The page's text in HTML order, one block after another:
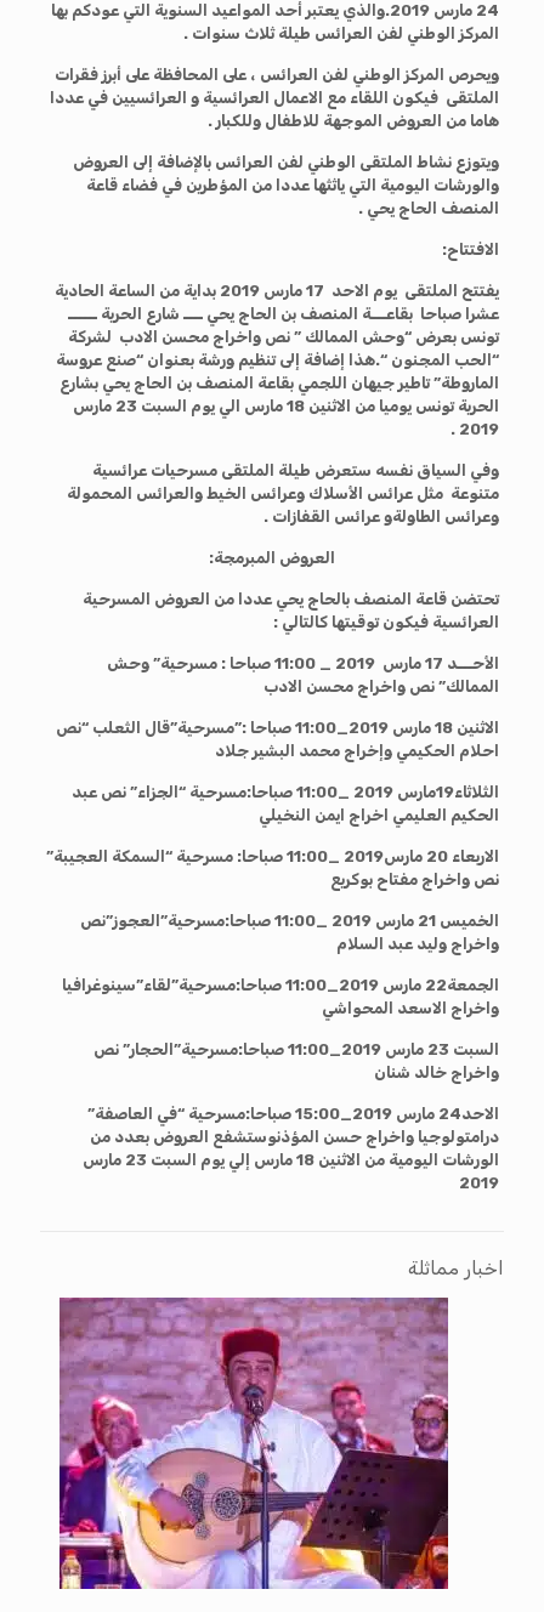
24 مارس 2019
.والذي يعتبر أحد المواعيد السنوية التي عودكم بها
المركز الوطني لفن العرائس طيلة ثلاث سنوات .
ويحرص المركز الوطني لفن العرائس ، على المحافظة على أبرز فقرات
الملتقى فيكون اللقاء مع الاعمال العرائسية و العرائسيين في عددا
هاما من العروض الموجهة للاطفال وللكبار .
ويتوزع نشاط الملتقى الوطني لفن العرائس بالإضافة إلى العروض
والورشات اليومية التي ياثثها عددا من المؤطرين في فضاء قاعة
المنصف الحاج يحي .
الافتتاح:
يفتتح الملتقى يوم الاحد 17 مارس 2019 بداية من الساعة الحادية
عشرا صباحا بقاعـــة المنصف بن الحاج يحي ــــ شارع الحرية ــــــ
تونس بعرض “وحش الممالك ” نص واخراج محسن الادب لشركة
“الحب المجنون “.هذا إضافة إلى تنظيم ورشة بعنوان “صنع عروسة
الماروطة” تاطير جيهان اللجمي بقاعة المنصف بن الحاج يحي بشارع
الحرية تونس يوميا من الاثنين 18 مارس الي يوم السبت 23 مارس
2019 .
وفي السياق نفسه ستعرض طيلة الملتقى مسرحيات عرائسية
متنوعة مثل عرائس الأسلاك وعرائس الخيط والعرائس المحمولة
وعرائس الطاولةو عرائس القفازات .
العروض المبرمجة:
تحتضن قاعة المنصف بالحاج يحي عددا من العروض المسرحية
العرائسية فيكون توقيتها كالتالي :
الأحـــد 17 مارس 2019 _ 11:00 صباحا : مسرحية” وحش
الممالك” نص واخراج محسن الادب
الاثنين 18 مارس 2019_11:00 صباحا :”مسرحية”قال الثعلب “نص
احلام الحكيمي وإخراج محمد البشير جلاد
الثلاثاء19مارس 2019 _11:00 صباحا:مسرحية “الجزاء” نص عبد
الحكيم العليمي اخراج ايمن النخيلي
الاربعاء 20 مارس2019 _11:00 صباحا: مسرحية “السمكة العجيبة”
نص واخراج مفتاح بوكريع
الخميس 21 مارس 2019 _11:00 صباحا:مسرحية”العجوز”نص
واخراج وليد عبد السلام
الجمعة22 مارس 2019_11:00 صباحا:مسرحية”لقاء”سينوغرافيا
واخراج الاسعد المحواشي
السبت 23 مارس 2019_11:00 صباحا:مسرحية”الحجار” نص
واخراج خالد شنان
الاحد24 مارس 2019_15:00 صباحا:مسرحية “في العاصفة”
درامتولوجيا واخراج حسن المؤذنوستشفع العروض بعدد من
الورشات اليومية من الاثنين 18 مارس إلي يوم السبت 23 مارس
2019
اخبار مماثلة